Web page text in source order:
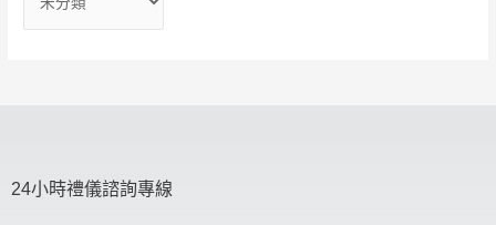
24小時禮儀諮詢專線